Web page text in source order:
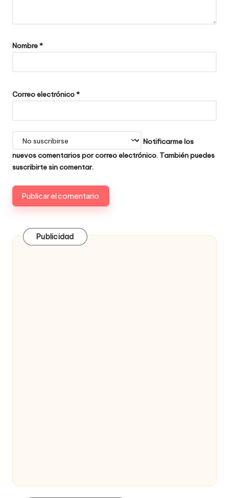
Nombre*
Correo electrónico*
Notificarme los
nuevos comentarios por correo electrónico. También puedes
suscribirtesin comentar.
Publicidad